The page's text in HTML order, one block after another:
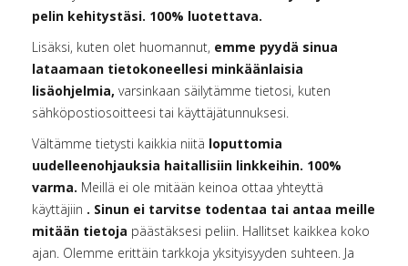
pelin kehitystäsi. 100% luotettava.
Lisäksi, kuten olet huomannut, emme pyydä sinua
lataamaan tietokoneellesi minkäänlaisia
lisäohjelmia, varsinkaan säilytämme tietosi, kuten
sähköpostiosoitteesi tai käyttäjätunnuksesi.
Vältämme tietysti kaikkia niitä loputtomia
uudelleenohjauksia haitallisiin linkkeihin. 100%
varma. Meillä ei ole mitään keinoa ottaa yhteyttä
käyttäjiin . Sinun ei tarvitse todentaa tai antaa meille
mitään tietoja päästäksesi peliin. Hallitset kaikkea koko
ajan. Olemme erittäin tarkkoja yksityisyyden suhteen. Ja